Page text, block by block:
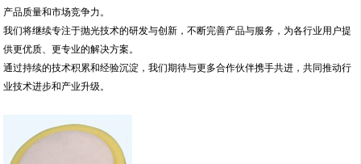
产品质量和市场竞争力。
我们将继续专注于抛光技术的研发与创新，不断完善产品与服务，为各行业用户提
供更优质、更专业的解决方案。
通过持续的技术积累和经验沉淀，我们期待与更多合作伙伴携手共进，共同推动行
业技术进步和产业升级。